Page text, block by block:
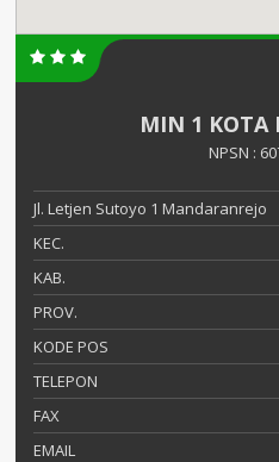
MIN 1 KOTA
NPSN :
Jl. Letjen Sutoyo 1 Mandaranrejo
KEC.
KAB.
PROV.
KODE POS
TELEPON
FAX
EMAIL